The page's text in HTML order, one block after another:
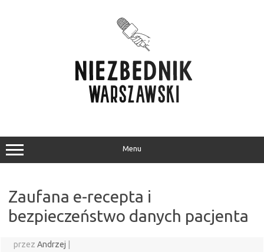
Menu
Zaufana e-recepta i
bezpieczeństwo danych pacjenta
przez Andrzej